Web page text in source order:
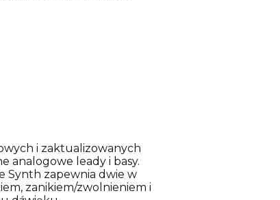
i zaktualizowanych
analogowe leady i basy.
Synth zapewnia dwie w
zanikiem/zwolnieniem i